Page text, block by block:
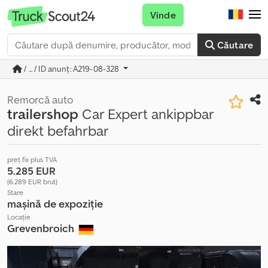
Căutare
Vinde
/ ... / ID anunț: A219-08-328
Remorcă auto
trailershop Car Expert ankippbar
direkt befahrbar
preț fix plus TVA
5.285 EUR
(6.289 EUR brut)
Stare
mașină de expoziție
Locație
Grevenbroich